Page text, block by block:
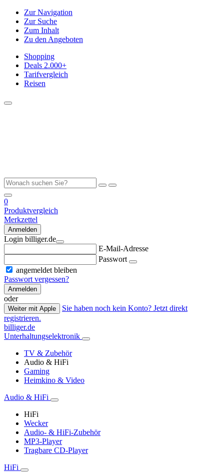
Zur Navigation
Zur Suche
Zum Inhalt
Zu den Angeboten
Shopping
Deals 2.000+
Tarifvergleich
Reisen
0
Produktvergleich
Merkzettel
Anmelden
Login billiger.de
E-Mail-Adresse
Passwort
angemeldet bleiben
Passwort vergessen?
Anmelden
oder
Weiter mit Apple
Sie haben noch kein Konto? Jetzt direkt
registrieren.
billiger.de
Unterhaltungselektronik
TV & Zubehör
Audio & HiFi
Gaming
Heimkino & Video
Audio & HiFi
HiFi
Wecker
Audio- & HiFi-Zubehör
MP3-Player
Tragbare CD-Player
HiFi